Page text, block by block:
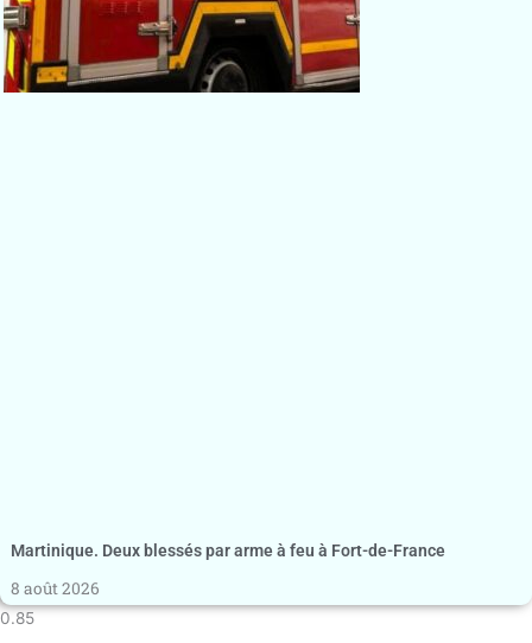
Martinique. Deux blessés par arme à feu à Fort-de-France
8 août 2026